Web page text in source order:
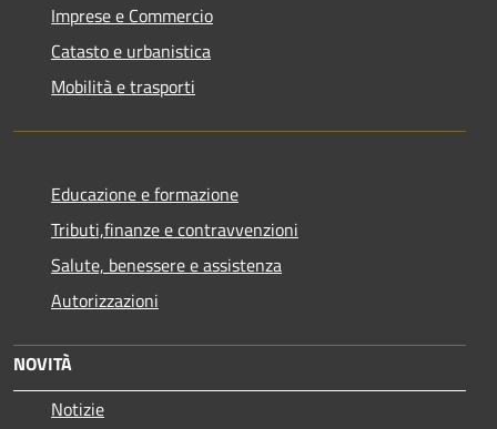
Imprese e Commercio
Catasto e urbanistica
Mobilità e trasporti
Educazione e formazione
Tributi,finanze e contravvenzioni
Salute, benessere e assistenza
Autorizzazioni
NOVITÀ
Notizie